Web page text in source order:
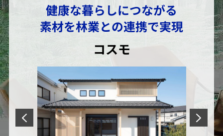
健康な暮らしにつながる
素材を林業との連携で実現
コスモ